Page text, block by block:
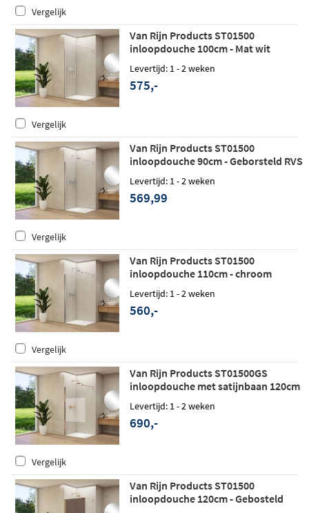
Vergelijk
Van Rijn Products ST01500
inloopdouche 100cm - Mat wit
Levertijd: 1 - 2 weken
575,-
Vergelijk
Van Rijn Products ST01500
inloopdouche 90cm - Geborsteld RVS
Levertijd: 1 - 2 weken
569,99
Vergelijk
Van Rijn Products ST01500
inloopdouche 110cm - chroom
Levertijd: 1 - 2 weken
560,-
Vergelijk
Van Rijn Products ST01500GS
inloopdouche met satijnbaan 120cm
- Geborsteld koper
Levertijd: 1 - 2 weken
690,-
Vergelijk
Van Rijn Products ST01500
inloopdouche 120cm - Gebosteld